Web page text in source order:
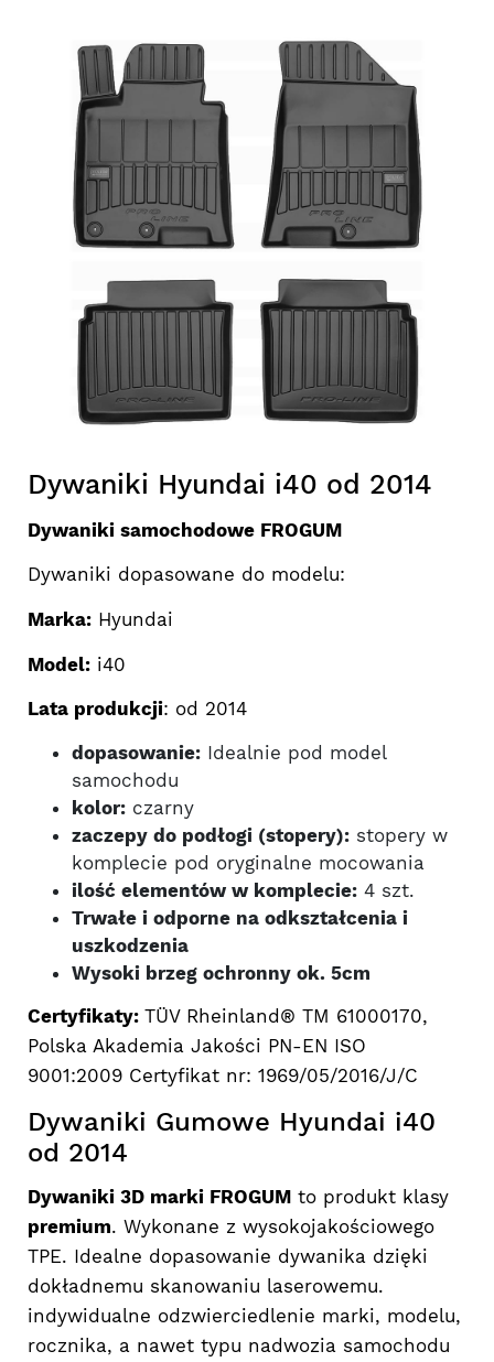
Dywaniki Hyundai i40 od 2014
Dywaniki samochodowe FROGUM
Dywaniki dopasowane do modelu:
Marka: Hyundai
Model: i40
Lata produkcji: od 2014
dopasowanie: Idealnie pod model
samochodu
kolor: czarny
zaczepy do podłogi (stopery): stopery w
komplecie pod oryginalne mocowania
ilość elementów w komplecie: 4 szt.
Trwałe i odporne na odkształcenia i
uszkodzenia
Wysoki brzeg ochronny ok. 5cm
Certyfikaty: TÜV Rheinland® TM 61000170,
Polska Akademia Jakości PN-EN ISO
9001:2009 Certyfikat nr: 1969/05/2016/J/C
Dywaniki Gumowe Hyundai i40
od 2014
Dywaniki 3D marki FROGUM to produkt klasy
premium. Wykonane z wysokojakościowego
TPE. Idealne dopasowanie dywanika dzięki
dokładnemu skanowaniu laserowemu.
indywidualne odzwierciedlenie marki, modelu,
rocznika, a nawet typu nadwozia samochodu